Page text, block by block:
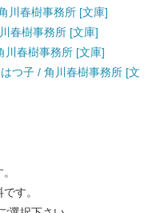
川春樹事務所 [文庫]
春樹事務所 [文庫]
川春樹事務所 [文庫]
つ子 / 角川春樹事務所 [文
す。